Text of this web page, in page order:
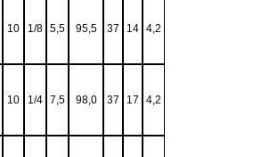
10 1/8 5,5 95,5 37 14 4,2
10 1/4 7,5 98,0 37 17 4,2